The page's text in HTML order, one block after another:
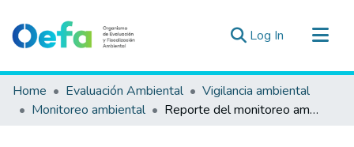
Log In (current)
Communities & Collections
All of DSpace
Home Evaluación Ambiental
Vigilancia ambiental
Monitoreo ambiental
Reporte del monitoreo ambiental en el marco de la supervisión regular a la empresa curtiembre "AVIDAS SRL"- Planta Pariachi, ubicado en el distrito de Ate Vitarte, provincia y departamento de Lima, realizado el 02 de abril de 2014.